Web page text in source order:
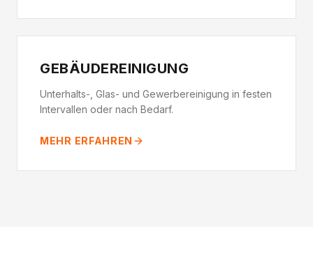
GEBÄUDEREINIGUNG
Unterhalts-, Glas- und Gewerbereinigung in festen
Intervallen oder nach Bedarf.
MEHR ERFAHREN